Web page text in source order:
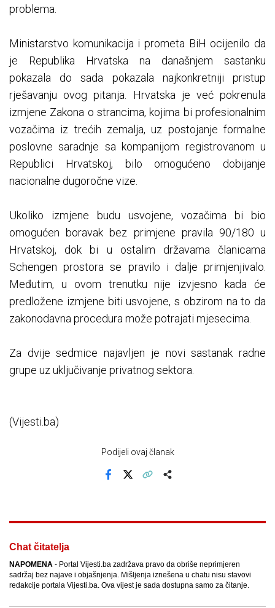
problema.
Ministarstvo komunikacija i prometa BiH ocijenilo da
je Republika Hrvatska na današnjem sastanku
pokazala do sada pokazala najkonkretniji pristup
rješavanju ovog pitanja. Hrvatska je već pokrenula
izmjene Zakona o strancima, kojima bi profesionalnim
vozačima iz trećih zemalja, uz postojanje formalne
poslovne saradnje sa kompanijom registrovanom u
Republici Hrvatskoj, bilo omogućeno dobijanje
nacionalne dugoročne vize.
Ukoliko izmjene budu usvojene, vozačima bi bio
omogućen boravak bez primjene pravila 90/180 u
Hrvatskoj, dok bi u ostalim državama članicama
Schengen prostora se pravilo i dalje primjenjivalo.
Međutim, u ovom trenutku nije izvjesno kada će
predložene izmjene biti usvojene, s obzirom na to da
zakonodavna procedura može potrajati mjesecima.
Za dvije sedmice najavljen je novi sastanak radne
grupe uz uključivanje privatnog sektora.
(Vijesti.ba)
Podijeli ovaj članak
Chat čitatelja
NAPOMENA - Portal Vijesti.ba zadržava pravo da obriše neprimjeren
sadržaj bez najave i objašnjenja. Mišljenja iznešena u chatu nisu stavovi
redakcije portala Vijesti.ba. Ova vijest je sada dostupna samo za čitanje.